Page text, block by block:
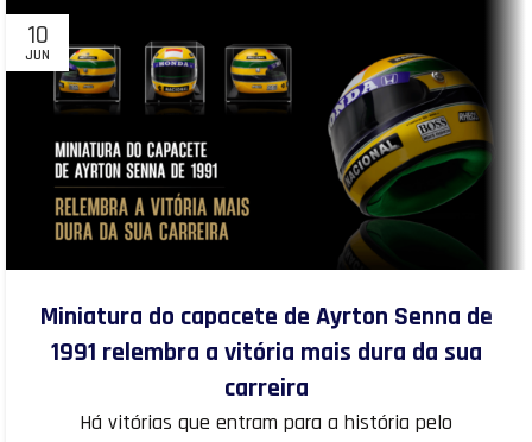
10
JUN
Miniatura do capacete de Ayrton Senna de
1991 relembra a vitória mais dura da sua
carreira
Há vitórias que entram para a história pelo